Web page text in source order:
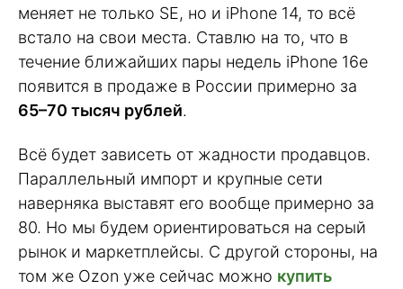
меняет не только SE, но и iPhone 14, то всё
встало на свои места. Ставлю на то, что в
течение ближайших пары недель iPhone 16e
появится в продаже в России примерно за
65–70 тысяч рублей.
Всё будет зависеть от жадности продавцов.
Параллельный импорт и крупные сети
наверняка выставят его вообще примерно за
80. Но мы будем ориентироваться на серый
рынок и маркетплейсы. С другой стороны, на
том же Ozon уже сейчас можно купить